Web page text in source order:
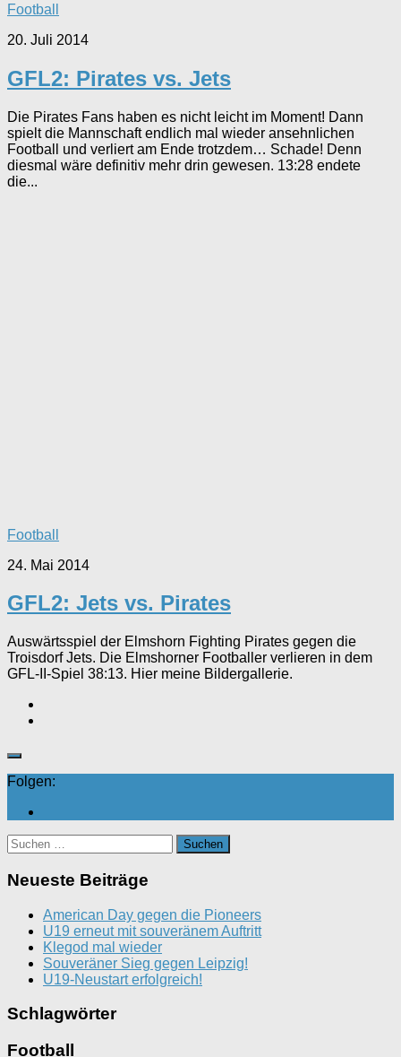
Football
20. Juli 2014
GFL2: Pirates vs. Jets
Die Pirates Fans haben es nicht leicht im Moment! Dann
spielt die Mannschaft endlich mal wieder ansehnlichen
Football und verliert am Ende trotzdem… Schade! Denn
diesmal wäre definitiv mehr drin gewesen. 13:28 endete
die...
Football
24. Mai 2014
GFL2: Jets vs. Pirates
Auswärtsspiel der Elmshorn Fighting Pirates gegen die
Troisdorf Jets. Die Elmshorner Footballer verlieren in dem
GFL-II-Spiel 38:13. Hier meine Bildergallerie.
Folgen:
Suchen
nach:
Neueste Beiträge
American Day gegen die Pioneers
U19 erneut mit souveränem Auftritt
Klegod mal wieder
Souveräner Sieg gegen Leipzig!
U19-Neustart erfolgreich!
Schlagwörter
Football